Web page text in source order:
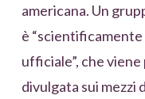
americana. Un
è “scientificamente
ufficiale”, che
divulgata sui mezzi